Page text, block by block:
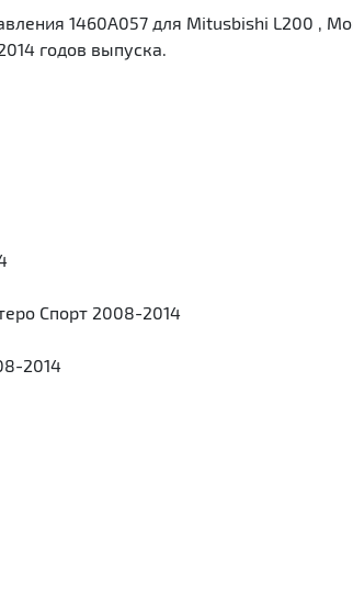
1460A057 для Mitusbishi L200 ,
годов выпуска.
Спорт 2008-2014
2014